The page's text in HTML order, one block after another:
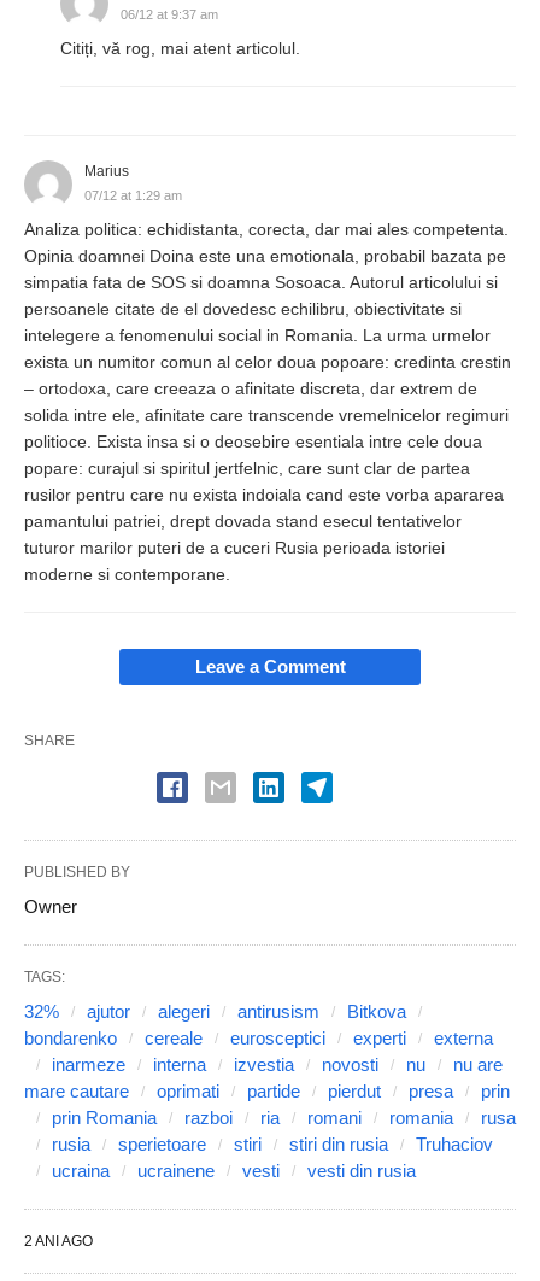
06/12 at 9:37 am
Citiți, vă rog, mai atent articolul.
Marius
07/12 at 1:29 am
Analiza politica: echidistanta, corecta, dar mai ales competenta.
Opinia doamnei Doina este una emotionala, probabil bazata pe
simpatia fata de SOS si doamna Sosoaca. Autorul articolului si
persoanele citate de el dovedesc echilibru, obiectivitate si
intelegere a fenomenului social in Romania. La urma urmelor
exista un numitor comun al celor doua popoare: credinta crestin
– ortodoxa, care creeaza o afinitate discreta, dar extrem de
solida intre ele, afinitate care transcende vremelnicelor regimuri
politioce. Exista insa si o deosebire esentiala intre cele doua
popare: curajul si spiritul jertfelnic, care sunt clar de partea
rusilor pentru care nu exista indoiala cand este vorba apararea
pamantului patriei, drept dovada stand esecul tentativelor
tuturor marilor puteri de a cuceri Rusia perioada istoriei
moderne si contemporane.
Leave a Comment
SHARE
PUBLISHED BY
Owner
TAGS:
32% ajutor alegeri antirusism
Bitkova
bondarenko
cereale eurosceptici experti
externa
inarmeze
interna izvestia novosti nu
nu are
mare cautare
oprimati partide pierdut presa
prin
prin Romania
razboi ria romani romania
rusa
rusia
sperietoare stiri stiri din rusia
Truhaciov
ucraina
ucrainene vesti vesti din rusia
2 ANI AGO